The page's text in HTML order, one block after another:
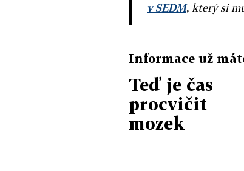
v SEDM, který si
Informace už
Teď je čas
procvičit
mozek